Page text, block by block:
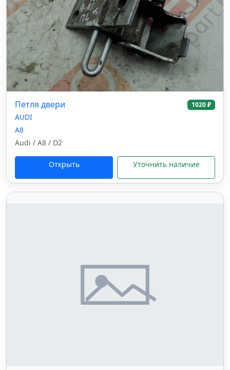
Петля двери 1020 ₽
AUDI
A8
Audi / A8 / D2
Открыть Уточнить наличие